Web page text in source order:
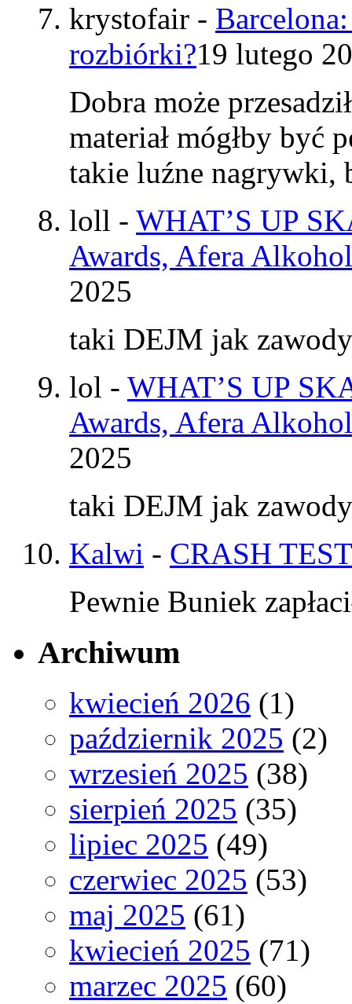
krystofair -
rozbiórki?19 lutego
Dobra może
materiał mógłby być
takie luźne nagrywki,
loll - WHAT’S UP
Awards, Afera
2025
taki DEJM jak
lol - WHAT’S UP
Awards, Afera
2025
taki DEJM jak
Kalwi - CRASH
Pewnie Buniek
Archiwum
kwiecień 2026 (1)
październik 2025 (2)
wrzesień 2025 (38)
sierpień 2025 (35)
lipiec 2025 (49)
czerwiec 2025 (53)
maj 2025 (61)
kwiecień 2025 (71)
marzec 2025 (60)